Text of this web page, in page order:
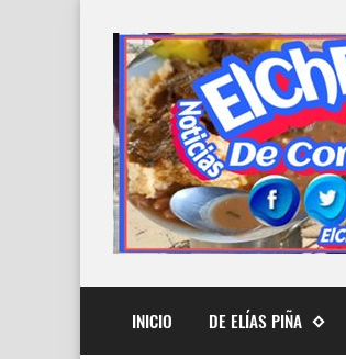
INICIO DE ELÍAS PIÑA